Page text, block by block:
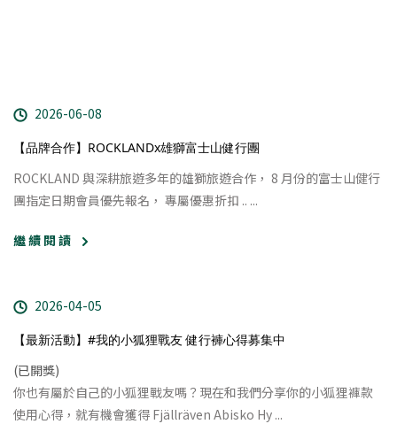
2026-06-08
【品牌合作】ROCKLANDx雄獅富士山健行團
ROCKLAND 與深耕旅遊多年的雄獅旅遊合作， 8 月份的富士山健行
團指定日期會員優先報名， 專屬優惠折扣 .. ...
繼 續 閱 讀
2026-04-05
【最新活動】#我的小狐狸戰友 健行褲心得募集中
(已開獎)
你也有屬於自己的小狐狸戰友嗎？現在和我們分享你的小狐狸褲款
使用心得，就有機會獲得 Fjällräven Abisko Hy ...